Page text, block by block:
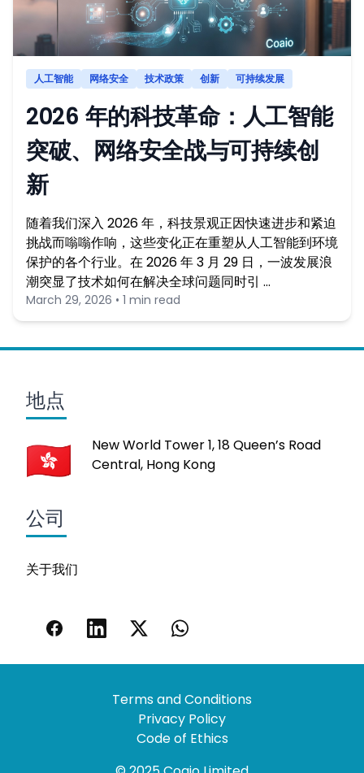
人工智能 网络安全 技术政策 创新 可持续发展
2026 年的科技革命：人工智能
突破、网络安全战与可持续创
新
随着我们深入 2026 年，科技景观正因快速进步和紧迫
挑战而嗡嗡作响，这些变化正在重塑从人工智能到环境
保护的各个行业。在 2026 年 3 月 29 日，一波发展浪
潮突显了技术如何在解决全球问题同时引 …
March 29, 2026 • 1 min read
地点
New World Tower 1, 18 Queen’s Road
Central, Hong Kong
公司
关于我们
Terms and Conditions
Privacy Policy
Code of Ethics